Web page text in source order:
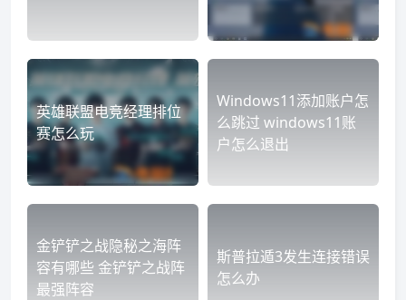
英雄联盟电竞经理排位
赛怎么玩
Windows11添加账户怎
么跳过 windows11账
户怎么退出
金铲铲之战隐秘之海阵
容有哪些 金铲铲之战阵
最强阵容
斯普拉遁3发生连接错误
怎么办